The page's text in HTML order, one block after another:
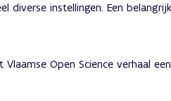
instellingen. Een
Open Science verhaal